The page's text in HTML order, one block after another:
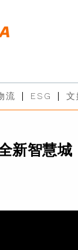
流 ESG 文
新智慧城